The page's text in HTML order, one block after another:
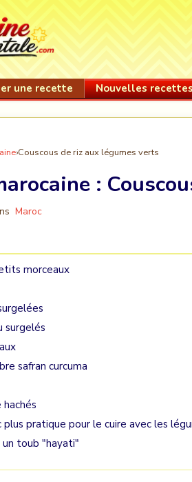
une recette Nouvelles
›Couscous de riz aux légumes verts
:
Maroc
morceaux
surgelés
safran curcuma
plus pratique pour le cuire avec les
toub "hayati"